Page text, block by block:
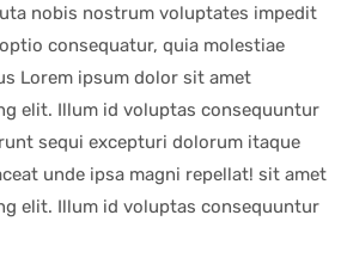
nobis nostrum voluptates impedit
consequatur, quia molestiae
Lorem ipsum dolor sit amet
elit. Illum id voluptas consequuntur
sequi excepturi dolorum itaque
unde ipsa magni repellat! sit amet
elit. Illum id voluptas consequuntur